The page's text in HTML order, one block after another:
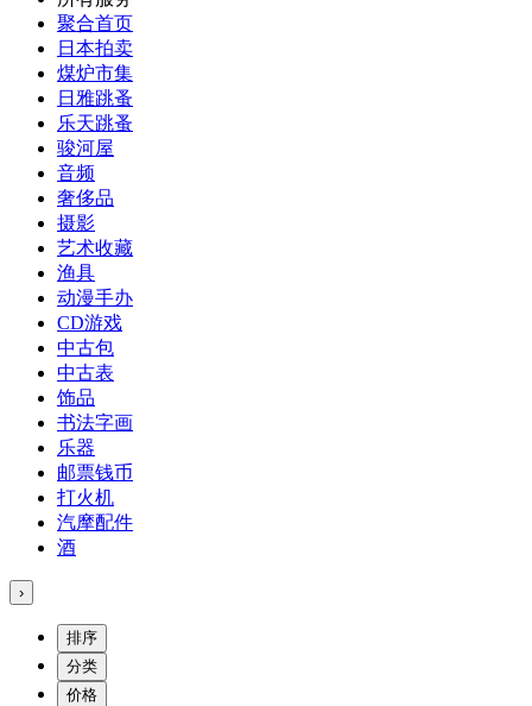
聚合首页
日本拍卖
煤炉市集
日雅跳蚤
乐天跳蚤
骏河屋
音频
奢侈品
摄影
艺术收藏
渔具
动漫手办
CD游戏
中古包
中古表
饰品
书法字画
乐器
邮票钱币
打火机
汽摩配件
酒
›
排序
分类
价格